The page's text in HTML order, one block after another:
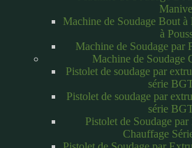
Machine de Soudage Bout
à
Machine de Soudage par
Machine de Soudage
Pistolet de soudage par
série
Pistolet de soudage par
série
Pistolet de Soudage
Chauffage